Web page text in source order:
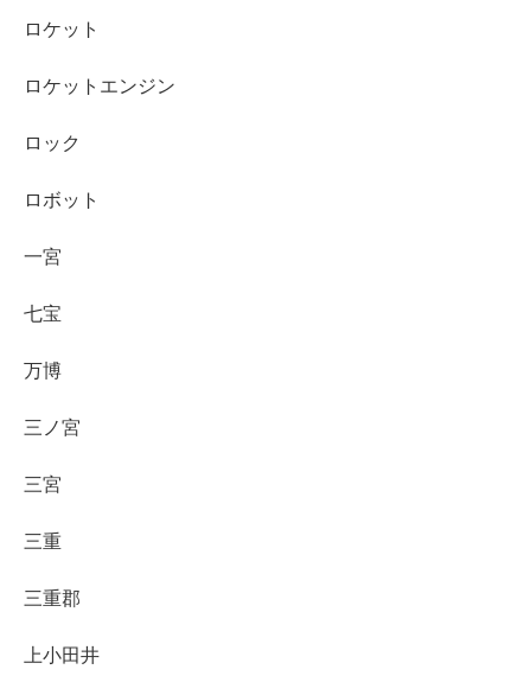
ロケット
ロケットエンジン
ロック
ロボット
一宮
七宝
万博
三ノ宮
三宮
三重
三重郡
上小田井